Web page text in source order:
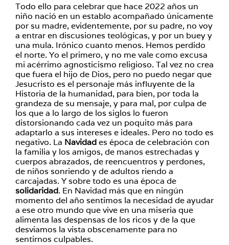
Todo ello para celebrar que hace 2022 años un
niño nació en un establo acompañado únicamente
por su madre, evidentemente, por su padre, no voy
a entrar en discusiones teológicas, y por un buey y
una mula. Irónico cuanto menos. Hemos perdido
el norte. Yo el primero, y no me vale como excusa
mi acérrimo agnosticismo religioso. Tal vez no crea
que fuera el hijo de Dios, pero no puedo negar que
Jesucristo es el personaje más influyente de la
Historia de la humanidad, para bien, por toda la
grandeza de su mensaje, y para mal, por culpa de
los que a lo largo de los siglos lo fueron
distorsionando cada vez un poquito más para
adaptarlo a sus intereses e ideales. Pero no todo es
negativo. La Navidades época de celebración con
la familia y los amigos, de manos estrechadas y
cuerpos abrazados, de reencuentros y perdones,
de niños sonriendo y de adultos riendo a
carcajadas. Y sobre todo es una época de
solidaridad. En Navidad más que en ningún
momento del año sentimos la necesidad de ayudar
a ese otro mundo que vive en una miseria que
alimenta las despensas de los ricos y de la que
desviamos la vista obscenamente para no
sentirnos culpables.